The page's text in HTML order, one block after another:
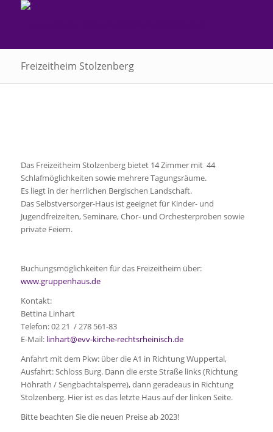
Freizeitheim Stolzenberg
Das Freizeitheim Stolzenberg bietet 14 Zimmer mit 44
Schlafmöglichkeiten sowie mehrere Tagungsräume.
Es liegt in der herrlichen Bergischen Landschaft.
Das Selbstversorger-Haus ist geeignet für Kinder- und
Jugendfreizeiten, Seminare, Chor- und Orchesterproben sowie
private Feiern.
Buchungsmöglichkeiten für das Freizeitheim über:
www.gruppenhaus.de
Kontakt:
Bettina Linhart
Telefon: 02 21 / 278 561-83
E-Mail: linhart@evv-kirche-rechtsrheinisch.de
Anfahrt mit dem Pkw: über die A1 in Richtung Wuppertal,
Ausfahrt: Schloss Burg. Dann die erste Straße links (Richtung
Höhrath / Sengbachtalsperre), dann geradeaus in Richtung
Stolzenberg. Hier ist es das letzte Haus auf der linken Seite.
Bitte beachten Sie die neuen Preise ab 2023!